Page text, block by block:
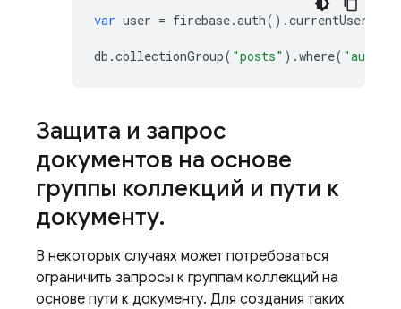
var user = firebase.auth() .currentUser
db .collectionGroup( "posts" ) .where( "author"
Защита и запрос
документов на основе
группы коллекций и пути к
документу.
В некоторых случаях может потребоваться
ограничить запросы к группам коллекций на
основе пути к документу. Для создания таких